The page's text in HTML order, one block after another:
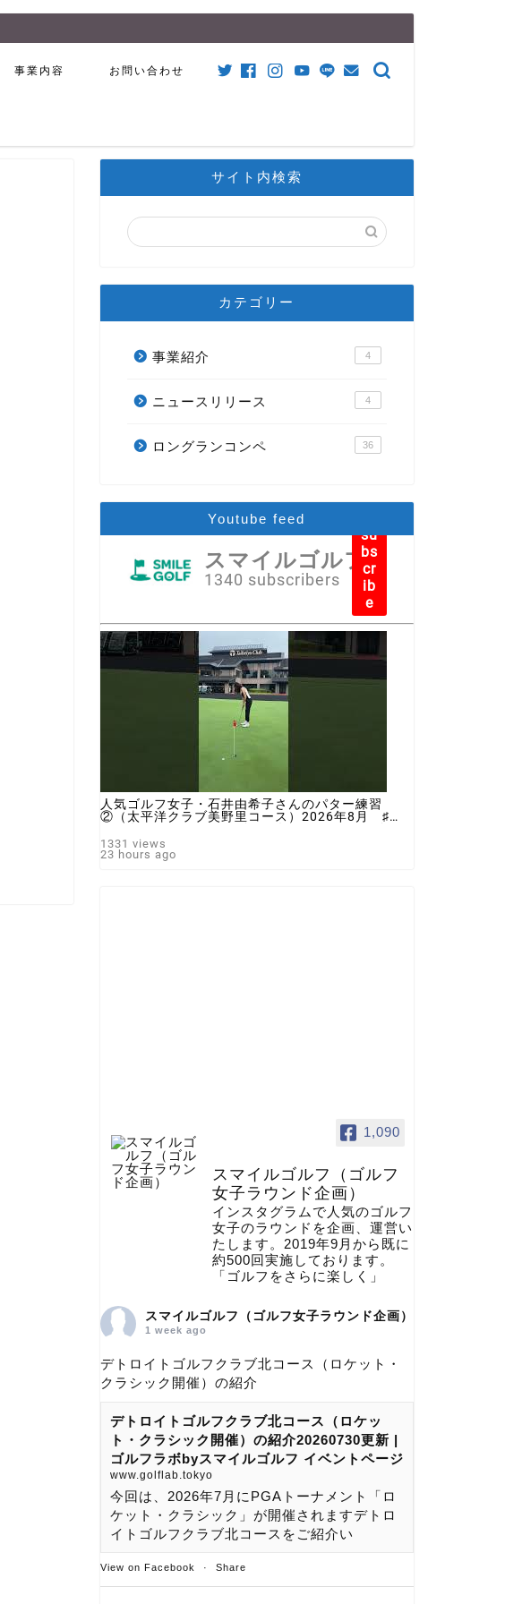
事業内容 お問い合わせ
サイト内検索
カテゴリー
事業紹介 4
ニュースリリース 4
ロングランコンペ 36
Youtube feed
スマイルゴルフ
1340 subscribers
su
bs
cr
ib
e
人気ゴルフ女子・石井由希子さんのパター練習
②（太平洋クラブ美野里コース）2026年8月 ♯ゴ
画 ♯スマイルゴルフ
1331 views
23 hours ago
1,090
スマイルゴルフ（ゴルフ
女子ラウンド企画）
インスタグラムで人気のゴルフ
女子のラウンドを企画、運営い
たします。2019年9月から既に
約500回実施しております。
「ゴルフをさらに楽しく」
スマイルゴルフ（ゴルフ女子ラウンド企画）
1 week ago
デトロイトゴルフクラブ北コース（ロケット・
クラシック開催）の紹介
デトロイトゴルフクラブ北コース（ロケッ
ト・クラシック開催）の紹介20260730更新 |
ゴルフラボbyスマイルゴルフ イベントページ
www.golflab.tokyo
今回は、2026年7月にPGAトーナメント「ロ
ケット・クラシック」が開催されますデトロ
イトゴルフクラブ北コースをご紹介い
View on Facebook · Share